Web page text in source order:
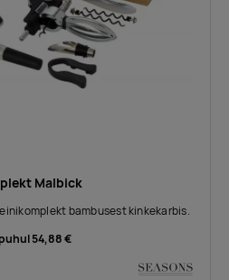
Malbick
bambusest kinkekarbis.
54,88 €